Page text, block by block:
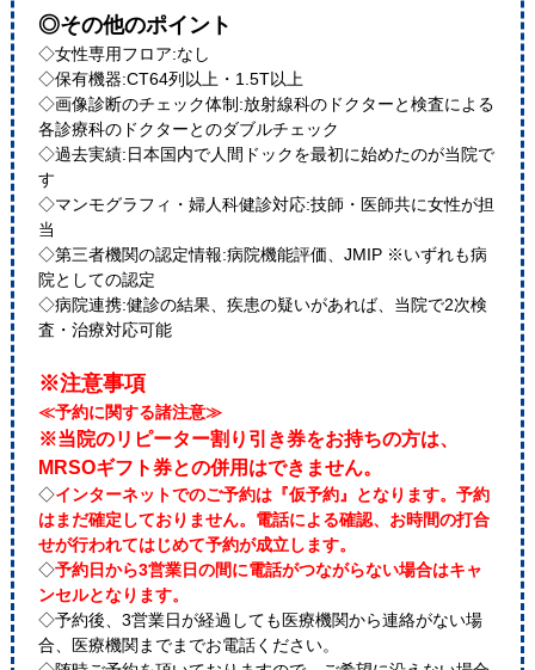
◎その他のポイント
◇女性専用フロア:なし
◇保有機器:CT64列以上・1.5T以上
◇画像診断のチェック体制:放射線科のドクターと検査による
各診療科のドクターとのダブルチェック
◇過去実績:日本国内で人間ドックを最初に始めたのが当院で
す
◇マンモグラフィ・婦人科健診対応:技師・医師共に女性が担
当
◇第三者機関の認定情報:病院機能評価、JMIP ※いずれも病
院としての認定
◇病院連携:健診の結果、疾患の疑いがあれば、当院で2次検
査・治療対応可能
※注意事項
≪予約に関する諸注意≫
※当院のリピーター割り引き券をお持ちの方は、
MRSOギフト券との併用はできません。
◇インターネットでのご予約は『仮予約』となります。予約
はまだ確定しておりません。電話による確認、お時間の打合
せが行われてはじめて予約が成立します。
◇予約日から3営業日の間に電話がつながらない場合はキャ
ンセルとなります。
◇予約後、3営業日が経過しても医療機関から連絡がない場
合、医療機関までまでお電話ください。